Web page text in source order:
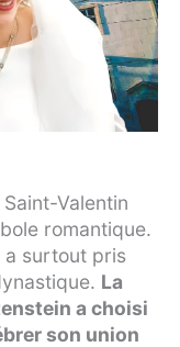
Valentin
romantique.
a surtout pris
La
a choisi
son union